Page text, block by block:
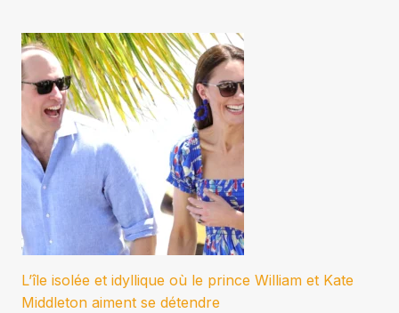
L’île isolée et idyllique où le prince William et Kate
Middleton aiment se détendre